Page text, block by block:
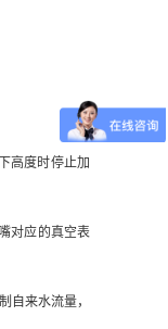
高度时停止加
对应的真空表
来水流量，